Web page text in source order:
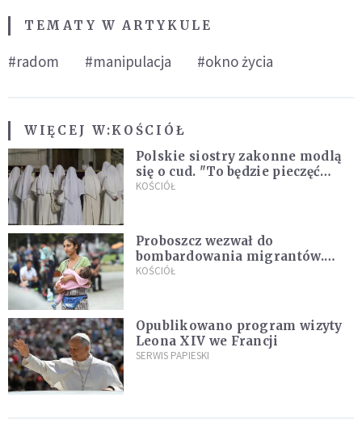
TEMATY W ARTYKULE
#radom #manipulacja #okno życia
WIĘCEJ W:KOŚCIÓŁ
Polskie siostry zakonne modlą
się o cud. "To będzie pieczęć
Pana Boga dla naszej wiary"
KOŚCIÓŁ
Proboszcz wezwał do
bombardowania migrantów.
"Masowy ogień przeciwko
KOŚCIÓŁ
Opublikowano program wizyty
Leona XIV we Francji
SERWIS PAPIESKI